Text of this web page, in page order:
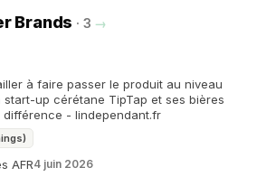
Brands · 3 →
à faire passer le produit au niveau
up cérétane TipTap et ses bières
- lindependant.fr
AFR4 juin 2026